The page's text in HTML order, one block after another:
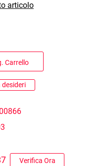
articolo
Carrello
desideri
Verifica Ora